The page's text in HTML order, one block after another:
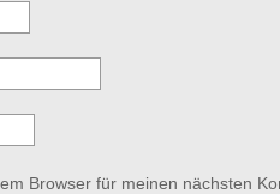
Browser für meinen nächsten